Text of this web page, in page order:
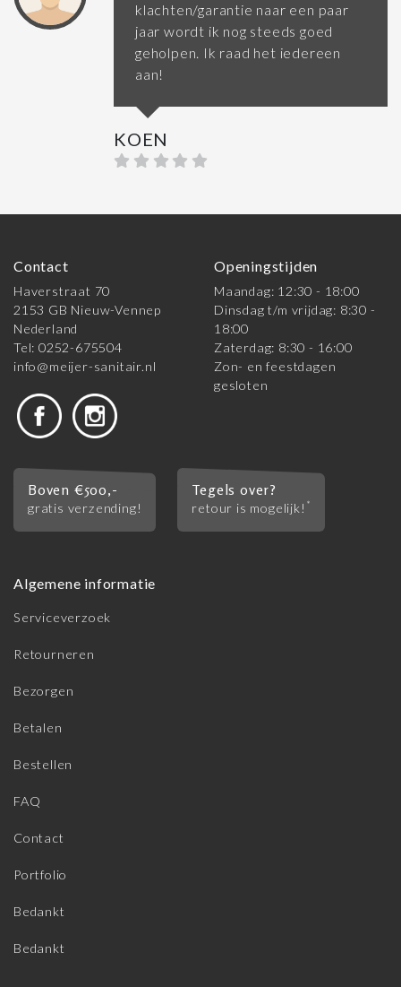
klachten/garantie naar een paar
jaar wordt ik nog steeds goed
geholpen. Ik raad het iedereen
aan!
KOEN
Contact
Haverstraat 70
2153 GB Nieuw-Vennep
Nederland
Tel: 0252-675504
info@meijer-sanitair.nl
Openingstijden
Maandag: 12:30 - 18:00
Dinsdag t/m vrijdag: 8:30 -
18:00
Zaterdag: 8:30 - 16:00
Zon- en feestdagen
gesloten
Boven €500,-
gratis verzending!
Tegels over?
retour is mogelijk! *
Algemene informatie
Serviceverzoek
Retourneren
Bezorgen
Betalen
Bestellen
FAQ
Contact
Portfolio
Bedankt
Bedankt